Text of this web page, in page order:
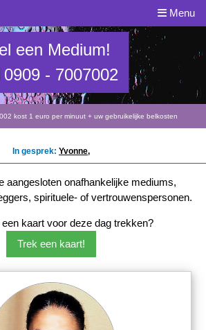
Menu
een Medium!
- 7007002
kost 1 euro per minuut + uw gebruikelijke belkosten
In gesprek: Yvonne,
aangesloten onafhankelijke mediums,
spirituele- of vertrouwenspersonen.
kaart voor deze dag trekken?
Trek een kaart!